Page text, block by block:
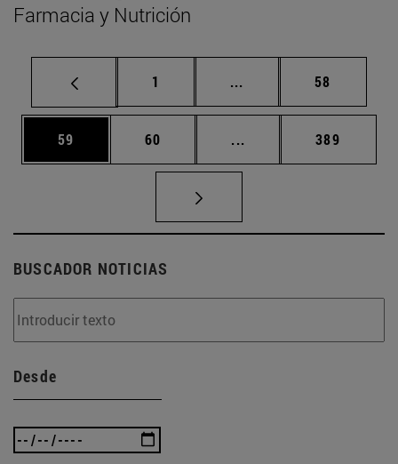
Farmacia y Nutrición
Página
1 ... Páginas intermedias
Página
58
Página
59 Página
60 ... Páginas intermedias
Página
389
BUSCADOR NOTICIAS
Desde